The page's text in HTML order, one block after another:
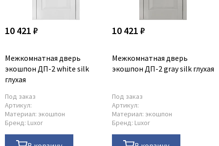
10 421 ₽
Межкомнатная дверь
экошпон ДП-2 white silk
глухая
Под заказ
Артикул:
Материал: экошпон
Бренд: Luxor
10 421 ₽
Межкомнатная дверь
экошпон ДП-2 gray silk глухая
Под заказ
Артикул:
Материал: экошпон
Бренд: Luxor